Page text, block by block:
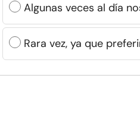
Algunas veces al día
Rara vez, ya que